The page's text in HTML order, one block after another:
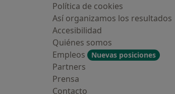
Política de cookies
Así organizamos los resultados
Accesibilidad
Quiénes somos
Empleos
Nuevas posiciones
Partners
Prensa
Contacto